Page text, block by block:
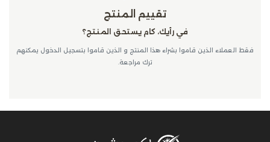
تقييم المنتج
في رأيك، كام يستحق المنتج؟
فقط العملاء الذين قاموا بشراء هذا المنتج و الذين قاموا بتسجيل الدخول يمكنهم
ترك مراجعة.